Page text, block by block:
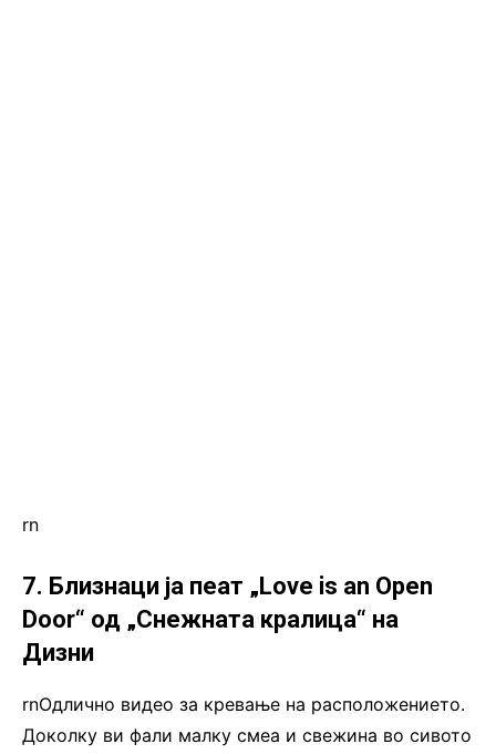
rn
7. Близнаци ја пеат „Love is an Open
Door“ од „Снежната кралица“ на
Дизни
rnОдлично видео за кревање на расположението.
Доколку ви фали малку смеа и свежина во сивото